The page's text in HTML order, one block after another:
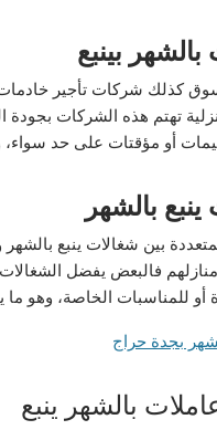
بينبع
كذلك شركات تأجير
تهتم هذه الشركات بجودة
أو مؤقتات على حد سواء،
بالشهر
بين شغالات ينبع
فالبعض يفضل
أو للمناسبات الخاصة، وهو ما
بجدة حراج
بالشهر ينبع